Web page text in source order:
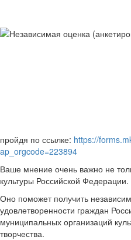
пройдя по ссылке: https://
ap_orgcode=223894
Ваше мнение очень важно не
культуры Российской Федерации.
Оно поможет получить
удовлетворенности граждан
муниципальных организаций
творчества.